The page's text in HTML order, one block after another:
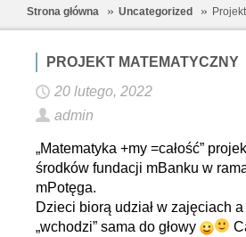
Strona główna Uncategorized
PROJEKT MATEMATYCZNY
20 lutego, 2022
admin
„Matematyka +my =całość”
środków fundacji mBanku w
mPotęga.
Dzieci biorą udział w zajęciach
„wchodzi” sama do głowy